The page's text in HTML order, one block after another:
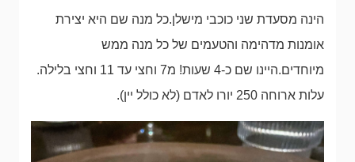
הינה מסעדת שני כוכבי מישלן.כל מנה שם היא יצירת
אומנות מדהימה והטעמים של כל מנה ממש
מיוחדים.היינו שם כ-4 שעות! מ7 וחצי עד 11 וחצי בלילה.
עלות ארוחה 250 יורו לאדם (לא כולל יין).